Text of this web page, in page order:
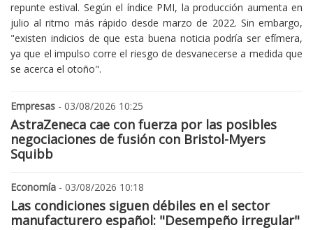
repunte estival. Según el índice PMI, la producción aumenta en
julio al ritmo más rápido desde marzo de 2022. Sin embargo,
"existen indicios de que esta buena noticia podría ser efímera,
ya que el impulso corre el riesgo de desvanecerse a medida que
se acerca el otoño".
Empresas - 03/08/2026 10:25
AstraZeneca cae con fuerza por las posibles
negociaciones de fusión con Bristol-Myers
Squibb
Economía - 03/08/2026 10:18
Las condiciones siguen débiles en el sector
manufacturero español: "Desempeño irregular"